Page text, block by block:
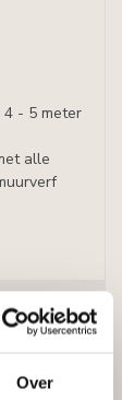
Over
4 - 5 meter
alle